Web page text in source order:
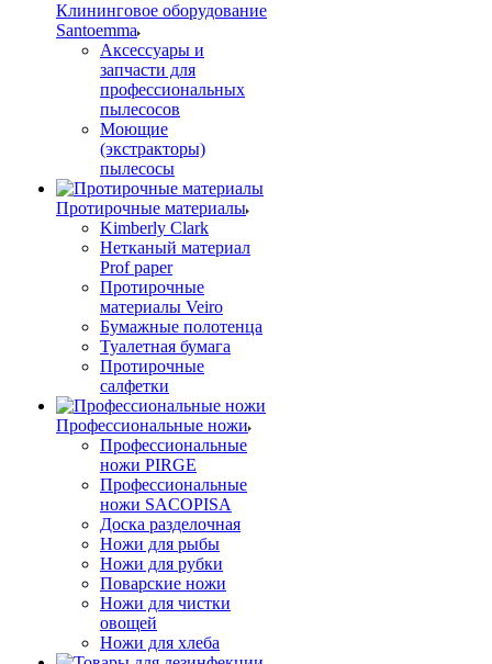
Клининговое оборудование
Santoemma
Аксессуары и
запчасти для
профессиональных
пылесосов
Моющие
(экстракторы)
пылесосы
Протирочные материалы
Kimberly Clark
Нетканый материал
Prof paper
Протирочные
материалы Veiro
Бумажные полотенца
Туалетная бумага
Протирочные
салфетки
Профессиональные ножи
Профессиональные
ножи PIRGE
Профессиональные
ножи SACOPISA
Доска разделочная
Ножи для рыбы
Ножи для рубки
Поварские ножи
Ножи для чистки
овощей
Ножи для хлеба